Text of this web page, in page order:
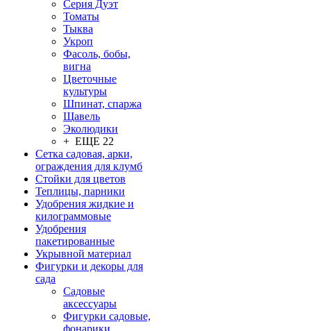
Серия Дуэт
Томаты
Тыква
Укроп
Фасоль, бобы,
вигна
Цветочные
культуры
Шпинат, спаржа
Щавель
Эколюдики
+ ЕЩЕ 22
Сетка садовая, арки,
ограждения для клумб
Стойки для цветов
Теплицы, парники
Удобрения жидкие и
килограммовые
Удобрения
пакетированные
Укрывной материал
Фигурки и декоры для
сада
Садовые
аксессуары
Фигурки садовые,
фонарики